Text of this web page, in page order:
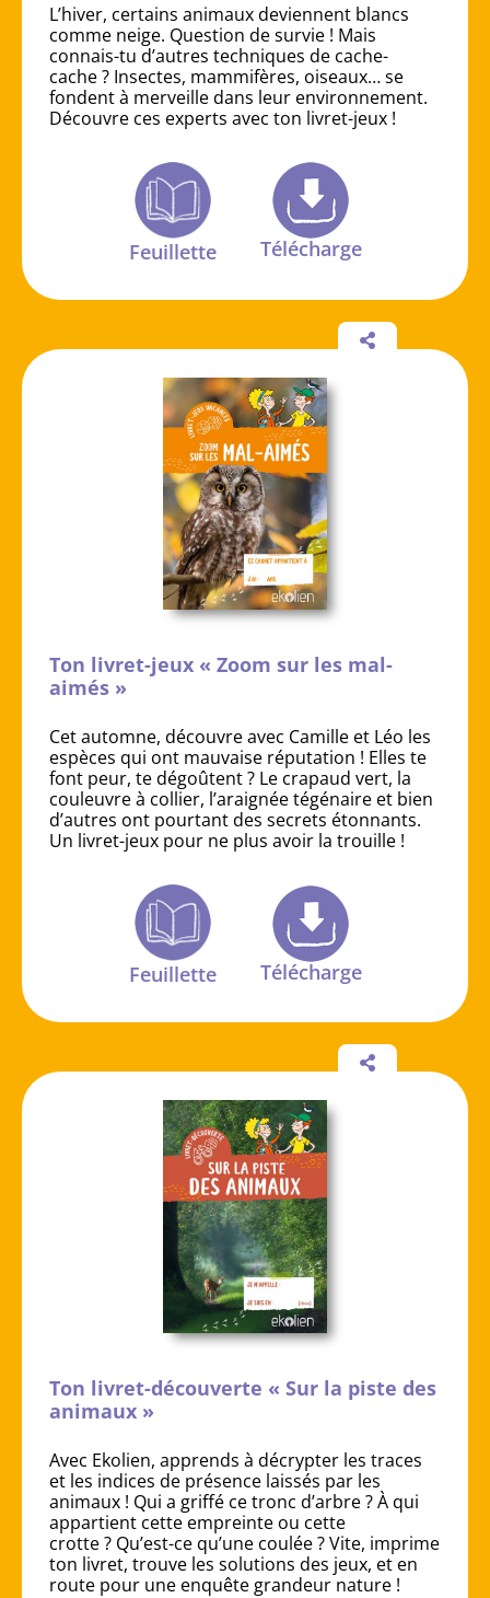
L’hiver, certains animaux deviennent blancs
comme neige. Question de survie ! Mais
connais-tu d’autres techniques de cache-
cache ? Insectes, mammifères, oiseaux… se
fondent à merveille dans leur environnement.
Découvre ces experts avec ton livret-jeux !
Feuillette Télécharge
Ton livret-jeux « Zoom sur les mal-
aimés »
Cet automne, découvre avec Camille et Léo les
espèces qui ont mauvaise réputation ! Elles te
font peur, te dégoûtent ? Le crapaud vert, la
couleuvre à collier, l’araignée tégénaire et bien
d’autres ont pourtant des secrets étonnants.
Un livret-jeux pour ne plus avoir la trouille !
Feuillette Télécharge
Ton livret-découverte « Sur la piste des
animaux »
Avec Ekolien, apprends à décrypter les traces
et les indices de présence laissés par les
animaux ! Qui a griffé ce tronc d’arbre ? À qui
appartient cette empreinte ou cette
crotte ? Qu’est-ce qu’une coulée ? Vite, imprime
ton livret, trouve les solutions des jeux, et en
route pour une enquête grandeur nature !